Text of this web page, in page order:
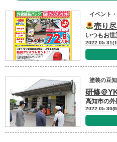
売り
イベント
塗装の豆